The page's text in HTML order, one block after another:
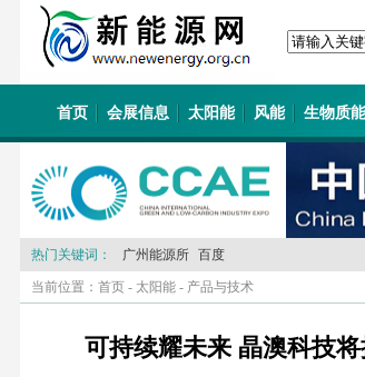
首页 会展信息 太阳能 风能 生物质能
热门关键词： 广州能源所 百度
当前位置： 首页 - 太阳能 - 产品与技术
可持续耀未来 晶澳科技